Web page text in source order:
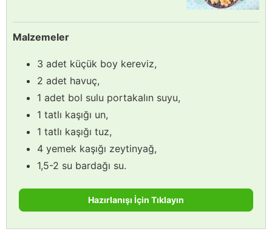
Malzemeler
3 adet küçük boy kereviz,
2 adet havuç,
1 adet bol sulu portakalın suyu,
1 tatlı kaşığı un,
1 tatlı kaşığı tuz,
4 yemek kaşığı zeytinyağ,
1,5-2 su bardağı su.
Hazırlanışı İçin Tıklayın